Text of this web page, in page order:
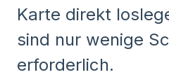
Karte direkt
sind nur wenige
erforderlich.